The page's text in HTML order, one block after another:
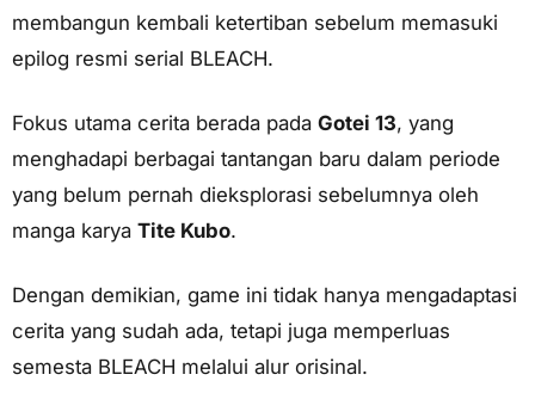
membangun kembali ketertiban sebelum memasuki
epilog resmi serial BLEACH.
Fokus utama cerita berada pada Gotei 13, yang
menghadapi berbagai tantangan baru dalam periode
yang belum pernah dieksplorasi sebelumnya oleh
manga karya Tite Kubo.
Dengan demikian, game ini tidak hanya mengadaptasi
cerita yang sudah ada, tetapi juga memperluas
semesta BLEACH melalui alur orisinal.